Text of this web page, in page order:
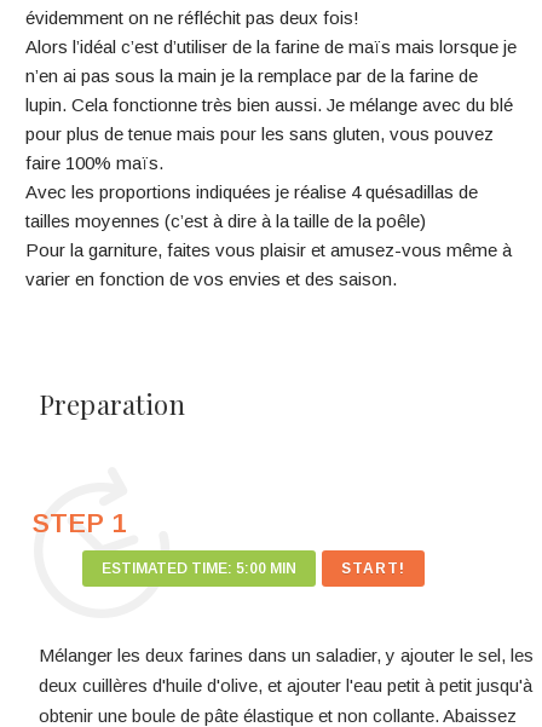
évidemment on ne réfléchit pas deux fois!
Alors l’idéal c’est d’utiliser de la farine de maïs mais lorsque je
n’en ai pas sous la main je la remplace par de la farine de
lupin. Cela fonctionne très bien aussi. Je mélange avec du blé
pour plus de tenue mais pour les sans gluten, vous pouvez
faire 100% maïs.
Avec les proportions indiquées je réalise 4 quésadillas de
tailles moyennes (c’est à dire à la taille de la poêle)
Pour la garniture, faites vous plaisir et amusez-vous même à
varier en fonction de vos envies et des saison.
Preparation
STEP 1
ESTIMATED TIME: 5:00 MIN
Mélanger les deux farines dans un saladier, y ajouter le sel, les
deux cuillères d'huile d'olive, et ajouter l'eau petit à petit jusqu'à
obtenir une boule de pâte élastique et non collante. Abaissez